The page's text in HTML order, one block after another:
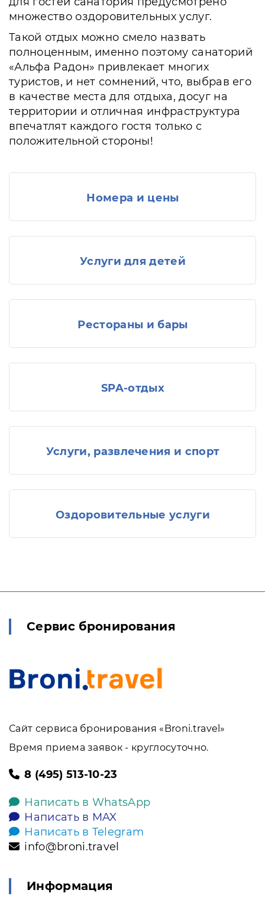
множество оздоровительных услуг.
Такой отдых можно смело назвать
полноценным, именно поэтому санаторий
«Альфа Радон» привлекает многих
туристов, и нет сомнений, что, выбрав его
в качестве места для отдыха, досуг на
территории и отличная инфраструктура
впечатлят каждого гостя только с
положительной стороны!
Номера и цены
Услуги для детей
Рестораны и бары
SPA-отдых
Услуги, развлечения и спорт
Оздоровительные услуги
Сервис бронирования
Сайт сервиса бронирования «Broni.travel»
Время приема заявок - круглосуточно.
8 (495) 513-10-23
Написать в WhatsApp
Написать в MAX
Написать в Telegram
info@broni.travel
Информация